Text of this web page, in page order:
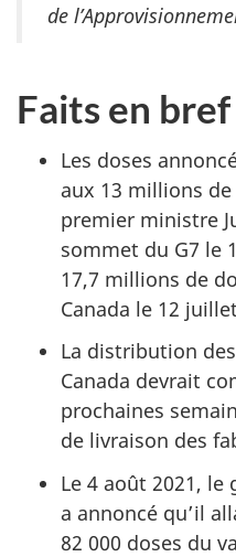
de
Faits en bref
Les doses
aux 13 millions
premier ministre
sommet du G7 le
17,7 millions de
Canada le 12
La distribution
Canada devrait
prochaines
de livraison des
Le 4 août 2021, le
a annoncé qu’il
82 000 doses du